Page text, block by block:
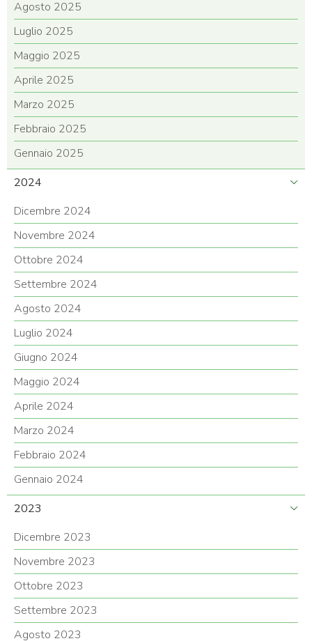
Agosto 2025
Luglio 2025
Maggio 2025
Aprile 2025
Marzo 2025
Febbraio 2025
Gennaio 2025
2024
Dicembre 2024
Novembre 2024
Ottobre 2024
Settembre 2024
Agosto 2024
Luglio 2024
Giugno 2024
Maggio 2024
Aprile 2024
Marzo 2024
Febbraio 2024
Gennaio 2024
2023
Dicembre 2023
Novembre 2023
Ottobre 2023
Settembre 2023
Agosto 2023